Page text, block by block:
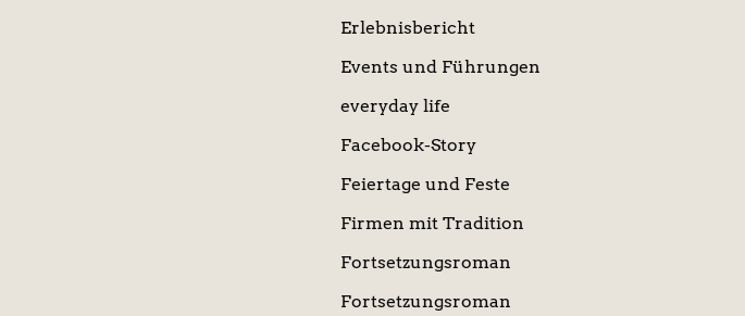
Erlebnisbericht
Events und Führungen
everyday life
Facebook-Story
Feiertage und Feste
Firmen mit Tradition
Fortsetzungsroman
Fortsetzungsroman